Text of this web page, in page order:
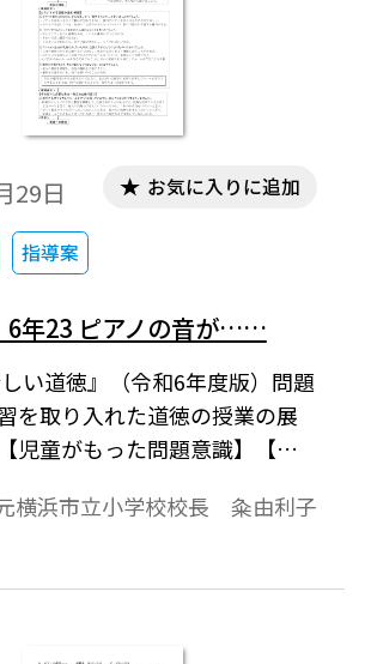
29日
指導案
お気に入りに追加
6年23 ピアノの音が……
しい道徳』（令和6年度版）問題
を取り入れた道徳の授業の展
児童がもった問題意識】【今
などで1時間の学習指導案を構成
横浜市立小学校校長 粂由利子